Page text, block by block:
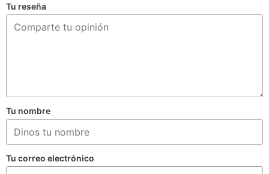
Tu reseña
Tu nombre
Tu correo electrónico